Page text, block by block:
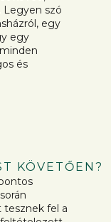
Legyen szó
egy
egy
és
KÖVETŐEN?
tesznek fel a